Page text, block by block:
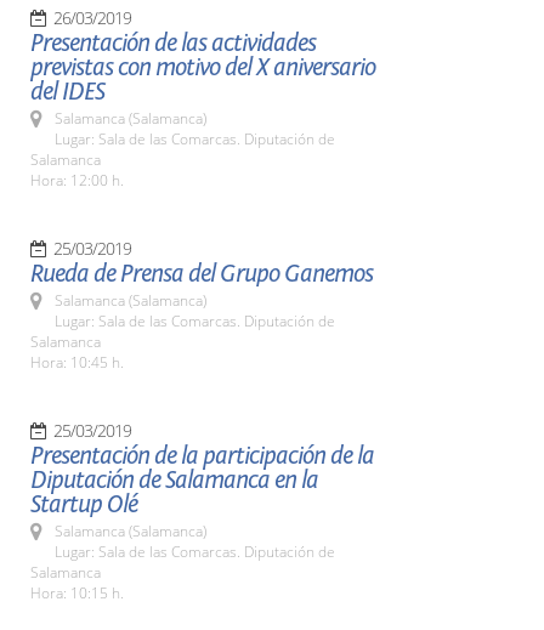
26/03/2019
Presentación de las actividades
previstas con motivo del X aniversario
del IDES
Salamanca (Salamanca)
Lugar: Sala de las Comarcas. Diputación de
Salamanca
Hora: 12:00 h.
25/03/2019
Rueda de Prensa del Grupo Ganemos
Salamanca (Salamanca)
Lugar: Sala de las Comarcas. Diputación de
Salamanca
Hora: 10:45 h.
25/03/2019
Presentación de la participación de la
Diputación de Salamanca en la
Startup Olé
Salamanca (Salamanca)
Lugar: Sala de las Comarcas. Diputación de
Salamanca
Hora: 10:15 h.